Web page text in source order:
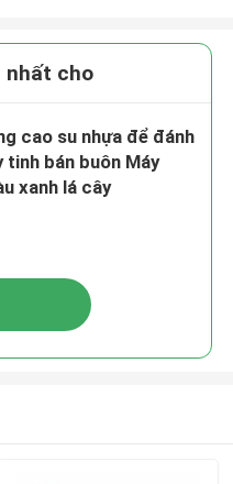
nhất cho
cao su nhựa để đánh
tinh bán buôn Máy
xanh lá cây